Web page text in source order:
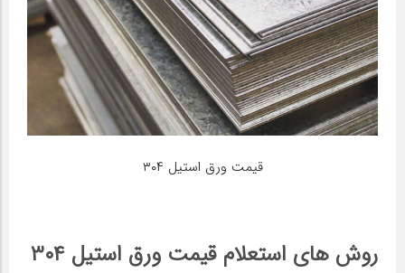
قیمت ورق استیل ۳۰۴
روش های استعلام قیمت ورق استیل ۳۰۴